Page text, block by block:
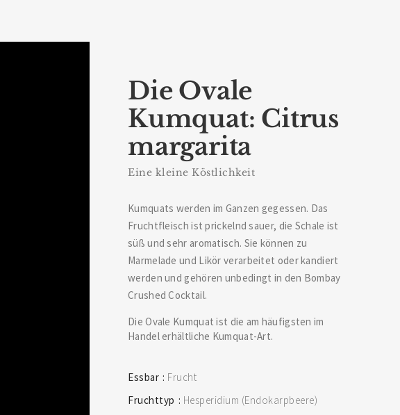
Die Ovale
Kumquat: Citrus
margarita
Eine kleine Köstlichkeit
Kumquats werden im Ganzen gegessen. Das
Fruchtfleisch ist prickelnd sauer, die Schale ist
süß und sehr aromatisch. Sie können zu
Marmelade und Likör verarbeitet oder kandiert
werden und gehören unbedingt in den Bombay
Crushed Cocktail.
Die Ovale Kumquat ist die am häufigsten im
Handel erhältliche Kumquat-Art.
Essbar
Frucht
Fruchttyp
Hesperidium (Endokarpbeere)